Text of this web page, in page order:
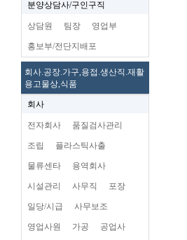
분양상담사/구인구직
상담원 팀장 영업부
홍보부/전단지배포
회사.공장.가구,용접.생산직.재활
용고물상,식품
회사
전자회사 품질검사관리
조립 플라스틱사출
물류센타 용역회사
시설관리 사무직 포장
일당/시급 사무보조
영업사원 가공 공업사